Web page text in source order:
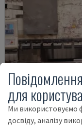
для
Ми використовуємо
досвіду, аналізу